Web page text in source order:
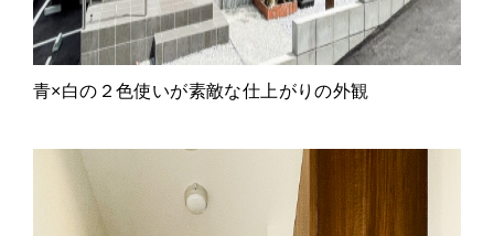
青×白の２色使いが素敵な仕上がりの外観